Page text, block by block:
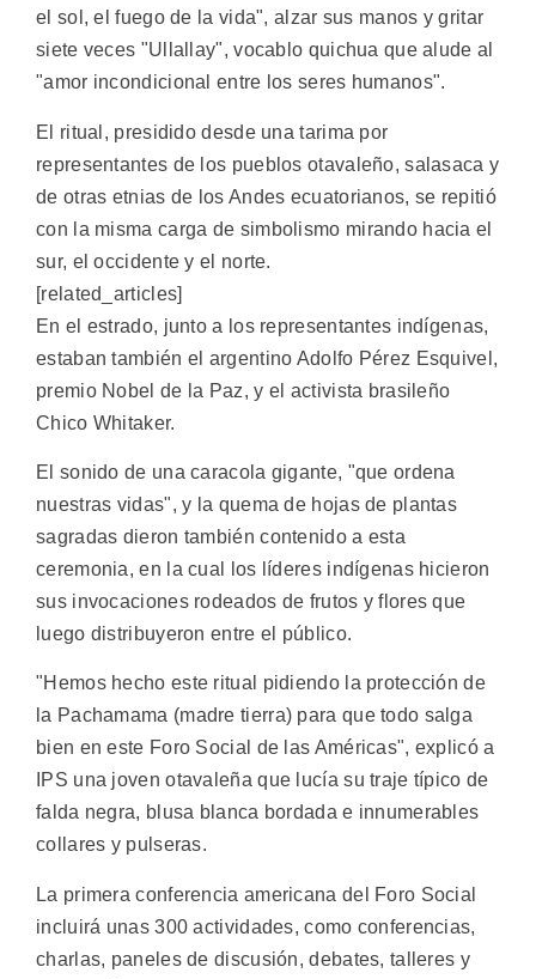
el sol, el fuego de la vida", alzar sus manos y gritar
siete veces "Ullallay", vocablo quichua que alude al
"amor incondicional entre los seres humanos".
El ritual, presidido desde una tarima por
representantes de los pueblos otavaleño, salasaca y
de otras etnias de los Andes ecuatorianos, se repitió
con la misma carga de simbolismo mirando hacia el
sur, el occidente y el norte.
[related_articles]
En el estrado, junto a los representantes indígenas,
estaban también el argentino Adolfo Pérez Esquivel,
premio Nobel de la Paz, y el activista brasileño
Chico Whitaker.
El sonido de una caracola gigante, "que ordena
nuestras vidas", y la quema de hojas de plantas
sagradas dieron también contenido a esta
ceremonia, en la cual los líderes indígenas hicieron
sus invocaciones rodeados de frutos y flores que
luego distribuyeron entre el público.
"Hemos hecho este ritual pidiendo la protección de
la Pachamama (madre tierra) para que todo salga
bien en este Foro Social de las Américas", explicó a
IPS una joven otavaleña que lucía su traje típico de
falda negra, blusa blanca bordada e innumerables
collares y pulseras.
La primera conferencia americana del Foro Social
incluirá unas 300 actividades, como conferencias,
charlas, paneles de discusión, debates, talleres y